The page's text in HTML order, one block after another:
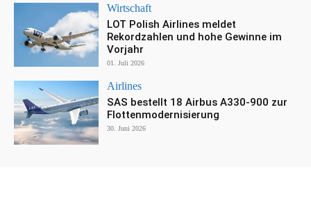
Wirtschaft
LOT Polish Airlines meldet
Rekordzahlen und hohe Gewinne im
Vorjahr
01. Juli 2026
Airlines
SAS bestellt 18 Airbus A330-900 zur
Flottenmodernisierung
30. Juni 2026